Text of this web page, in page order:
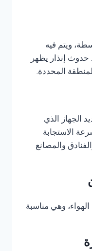
ويتم فيه
حدوث إنذار يظهر
المحددة.
الجهاز الذي
الاستجابة
والمصانع
وهي مناسبة